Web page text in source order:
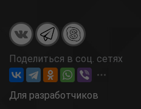
Поделиться в соц. сетях
Для разработчиков